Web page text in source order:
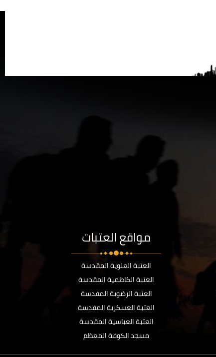
مواقع العتبات
العتبة العلوية المقدسة
العتبة الكاظمية المقدسة
العتبة الرضوية المقدسة
العتبة العسكرية المقدسة
العتبة العباسية المقدسة
مسجد الكوفة المعظم